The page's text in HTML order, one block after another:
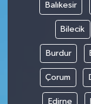
Balıkesir
Bilecik
Burdur
Çorum
Edirne